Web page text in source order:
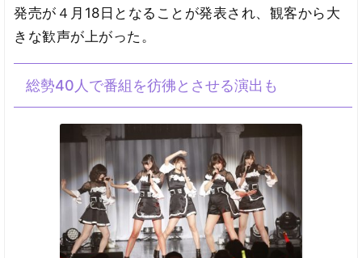
発売が４月18日となることが発表され、観客から大
きな歓声が上がった。
総勢40人で番組を彷彿とさせる演出も